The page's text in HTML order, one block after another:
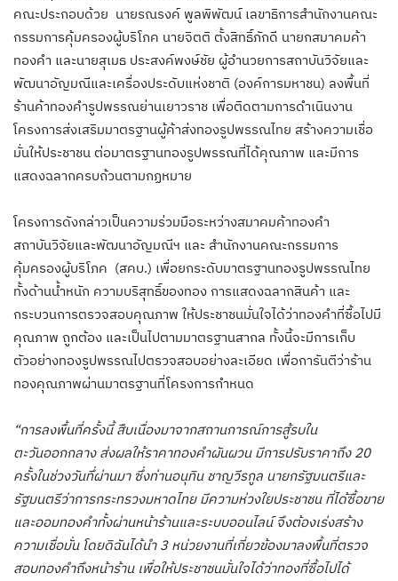
คณะประกอบด้วย นายรณรงค์ พูลพิพัฒน์ เลขาธิการสำนักงานคณะ
กรรมการคุ้มครองผู้บริโภค นายจิตติ ตั้งสิทธิ์ภักดี นายกสมาคมค้า
ทองคำ และนายสุเมธ ประสงค์พงษ์ชัย ผู้อำนวยการสถาบันวิจัยและ
พัฒนาอัญมณีและเครื่องประดับแห่งชาติ (องค์การมหาชน) ลงพื้นที่
ร้านค้าทองคำรูปพรรณย่านเยาวราช เพื่อติดตามการดำเนินงาน
โครงการส่งเสริมมาตรฐานผู้ค้าส่งทองรูปพรรณไทย สร้างความเชื่อ
มั่นให้ประชาชน ต่อมาตรฐานทองรูปพรรณที่ได้คุณภาพ และมีการ
แสดงฉลากครบถ้วนตามกฏหมาย
โครงการดังกล่าวเป็นความร่วมมือระหว่างสมาคมค้าทองคำ
สถาบันวิจัยและพัฒนาอัญมณีฯ และ สำนักงานคณะกรรมการ
คุ้มครองผู้บริโภค (สคบ.) เพื่อยกระดับมาตรฐานทองรูปพรรณไทย
ทั้งด้านน้ำหนัก ความบริสุทธิ์ของทอง การแสดงฉลากสินค้า และ
กระบวนการตรวจสอบคุณภาพ ให้ประชาชนมั่นใจได้ว่าทองคำที่ซื้อไปมี
คุณภาพ ถูกต้อง และเป็นไปตามมาตรฐานสากล ทั้งนี้จะมีการเก็บ
ตัวอย่างทองรูปพรรณไปตรวจสอบอย่างละเอียด เพื่อการันตีว่าร้าน
ทองคุณภาพผ่านมาตรฐานที่โครงการกำหนด
“การลงพื้นที่ครั้งนี้ สืบเนื่องมาจากสถานการณ์การสู้รบใน
ตะวันออกกลาง ส่งผลให้ราคาทองคำผันผวน มีการปรับราคาถึง 20
ครั้งในช่วงวันทึ่ผ่านมา ซึ่งท่านอนุทิน ชาญวีรกูล นายกรัฐมนตรีและ
รัฐมนตรีว่าการกระทรวงมหาดไทย มีความห่วงใยประชาชน ที่ได้ซื้อขาย
และออมทองคำทั้งผ่านหน้าร้านและระบบออนไลน์ จึงต้องเร่งสร้าง
ความเชื่อมั่น โดยดิฉันได้นำ 3 หน่วยงานที่เกี่ยวข้องมาลงพื้นที่ตรวจ
สอบทองคำถึงหน้าร้าน เพื่อให้ประชาชนมั่นใจได้ว่าทองที่ซื้อไปได้